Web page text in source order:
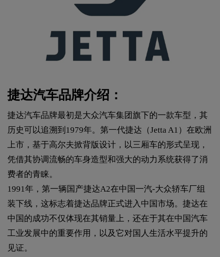
‌捷达汽车品牌介绍：
捷达汽车品牌最初是大众汽车集团旗下的一款车型，其
历史可以追溯到1979年。第一代捷达（Jetta A1）在欧洲
上市，基于高尔夫掀背版设计，以三厢车的形式呈现，
凭借其协调流畅的车身造型和强大的动力系统获得了消
费者的青睐。
1991年，第一辆国产捷达A2在中国一汽-大众轿车厂组
装下线，这标志着捷达品牌正式进入中国市场。捷达在
中国的成功不仅体现在其销量上，还在于其在中国汽车
工业发展中的重要作用，以及它对国人生活水平提升的
见证。